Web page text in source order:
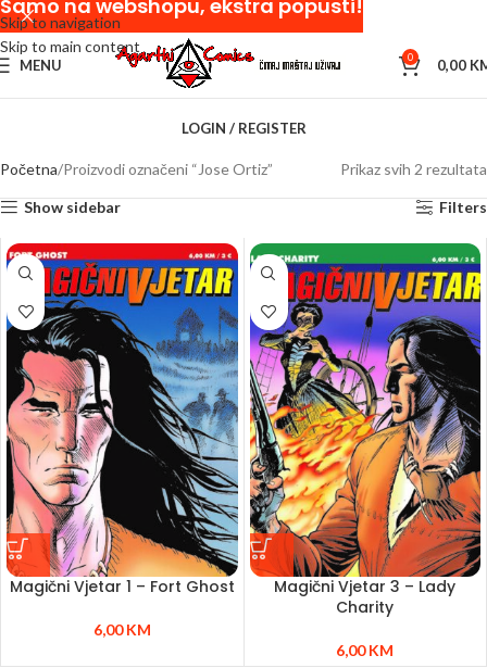
Skip to navigation
Skip to main content
MENU 0 0,00
LOGIN / REGISTER
Početna Proizvodi označeni “Jose Ortiz” Prikaz svih 2 rezultata
Show sidebar Filters
Magični Vjetar 1 – Fort Ghost
6,00KM
Magični Vjetar 3 – Lady
Charity
6,00KM
Samo na webshopu, ekstra popusti!